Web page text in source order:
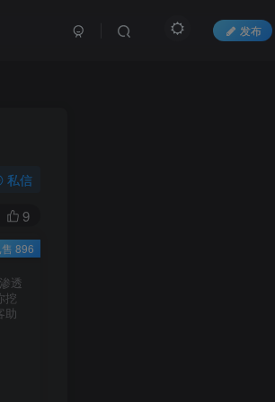
发布
私信
9
透
挖
助
896